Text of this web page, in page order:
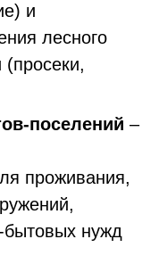
и
лесного
поселений –
проживания,
бытовых нужд